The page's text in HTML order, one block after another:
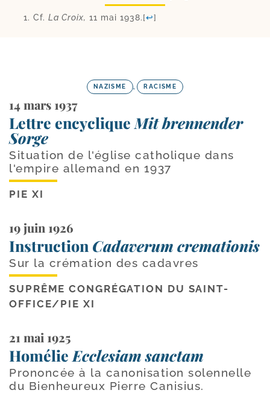
Cf. La Croix, 11 mai 1938.[↩]
NAZISME , RACISME
14 mars 1937
Lettre encyclique Mit brennender
Sorge
Situation de l'église catholique dans
l'empire allemand en 1937
PIE XI
19 juin 1926
Instruction Cadaverum cremationis
Sur la crémation des cadavres
SUPRÊME CONGRÉGATION DU SAINT-
OFFICE/ PIE XI
21 mai 1925
Homélie Ecclesiam sanctam
Prononcée à la canonisation solennelle
du Bienheureux Pierre Canisius.